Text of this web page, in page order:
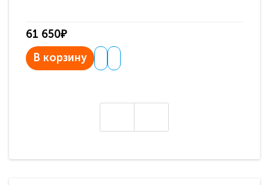
61 650₽
В корзину